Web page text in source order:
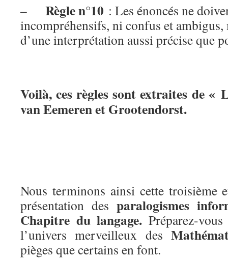
– Règle n°10 : Les énoncés ne
incompréhensifs, ni confus et ambigus,
d’une interprétation aussi précise que
Voilà, ces règles sont extraites de «
van Eemeren et Grootendorst.
Nous terminons ainsi cette troisième
présentation des paralogismes
Chapitre du langage. Préparez-
l’univers merveilleux des
pièges que certains en font.